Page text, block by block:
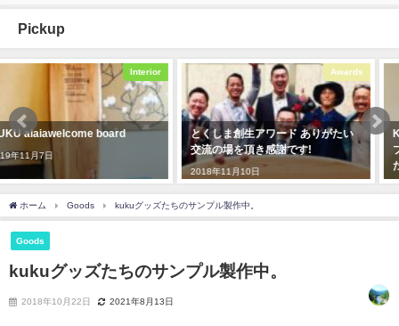
Pickup
Awards
とくしま創生アワード ありがたい
交流の場を頂き感謝です!
Interior
KUKUパドル住宅展示場にディス
プレイとして使用して頂きまし
た！
ホーム Goods kukuグッズたちのサンプル製作中。
Goods
kukuグッズたちのサンプル製作中。
2018年10月22日 2021年8月13日